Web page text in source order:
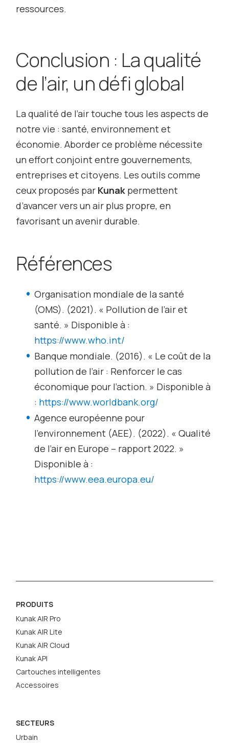
ressources.
Conclusion : La qualité
de l’air, un défi global
La qualité de l’air touche tous les aspects de
notre vie : santé, environnement et
économie. Aborder ce problème nécessite
un effort conjoint entre gouvernements,
entreprises et citoyens. Les outils comme
ceux proposés par Kunak permettent
d’avancer vers un air plus propre, en
favorisant un avenir durable.
Références
Organisation mondiale de la santé
(OMS). (2021). « Pollution de l’air et
santé. » Disponible à :
https://www.who.int/
Banque mondiale. (2016). « Le coût de la
pollution de l’air : Renforcer le cas
économique pour l’action. » Disponible à
: https://www.worldbank.org/
Agence européenne pour
l’environnement (AEE). (2022). « Qualité
de l’air en Europe – rapport 2022. »
Disponible à :
https://www.eea.europa.eu/
PRODUITS
Kunak AIR Pro
Kunak AIR Lite
Kunak AIR Cloud
Kunak API
Cartouches intelligentes
Accessoires
SECTEURS
Urbain